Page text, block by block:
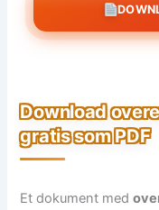
Download
gratis som PDF
Et dokument med